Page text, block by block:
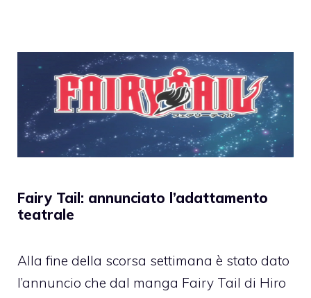
Fairy Tail: annunciato l’adattamento
teatrale
Alla fine della scorsa settimana è stato dato
l’annuncio che dal manga Fairy Tail di Hiro